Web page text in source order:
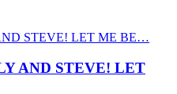
AND STEVE! LET